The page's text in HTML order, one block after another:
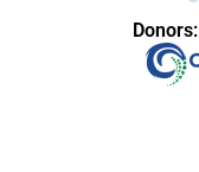
Donors: